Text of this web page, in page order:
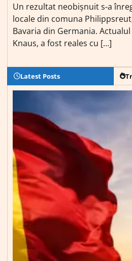
Un rezultat neobișnuit s-a
locale din comuna
Bavaria din Germania.
Knaus, a fost reales cu […]
Latest Posts